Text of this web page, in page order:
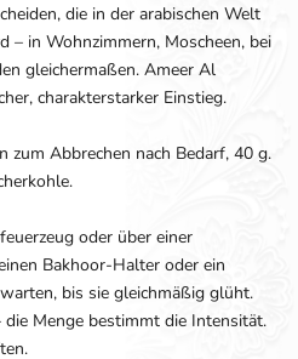
die in der arabischen Welt
– in Wohnzimmern, Moscheen, bei
gleichermaßen. Ameer Al
charakterstarker Einstieg.
zum Abbrechen nach Bedarf, 40 g.
oder über einer
Bakhoor-Halter oder ein
bis sie gleichmäßig glüht.
Menge bestimmt die Intensität.